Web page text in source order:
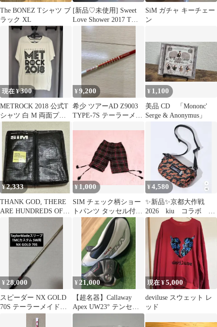
The BONEZ Tシャツ ブ
ラック XL
[新品♡未使用] Sweet
Love Shower 2017 Tシ
ャツ L
SiM ガチャ キーチェー
ン
現在 ¥300
METROCK 2018 公式T
シャツ 白 M 両面プリ
¥9,200
希少 ツアーAD Z9003
TYPE-7S テーラーメイ
¥ 1,100
美品 CD 「Mononc'
Serge & Anonymus」
¥2,333
THANK GOD, THERE
ARE HUNDREDS OF
¥ 1,000
SIM チェック柄ショー
トパンツ タッセル付き
ヴィンテージ
¥4,580
✨新品✨京都大作戦
2026 kiu コラボ ミ
ニバッグ
¥28,000
スピーダー NX GOLD
70S テーラーメイドス
リーブ 5W TMCカス
¥21,000
【超名器】Callaway
Apex UW23° テンセイ
75SR カバー付き
現在 ¥5,000
deviluse スウェット レ
ッド